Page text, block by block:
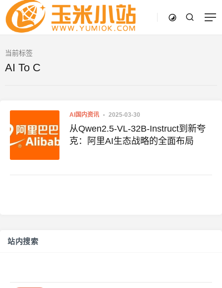
当前标签
AI To C
AI国内资讯 2025-03-30
从Qwen2.5-VL-32B-Instruct到新夸
克：阿里AI生态战略的全面布局
站内搜索